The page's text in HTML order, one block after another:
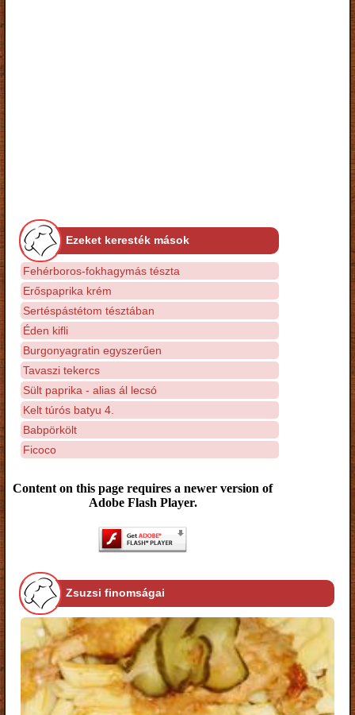
Ezeket keresték mások
Fehérboros-fokhagymás tészta
Erőspaprika krém
Sertéspástétom tésztában
Éden kifli
Burgonyagratin egyszerűen
Tavaszi tekercs
Sült paprika - alias ál lecsó
Kelt túrós batyu 4.
Babpörkölt
Ficoco
Content on this page requires a newer version of
Adobe Flash Player.
Zsuzsi finomságai